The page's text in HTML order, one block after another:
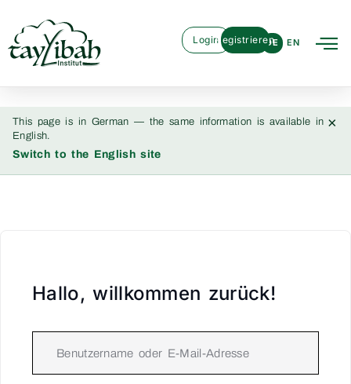
DE EN
LoginRegistrieren
This page is in German — the same information is available in
English.
Switch to the English site
×
Hallo, willkommen zurück!